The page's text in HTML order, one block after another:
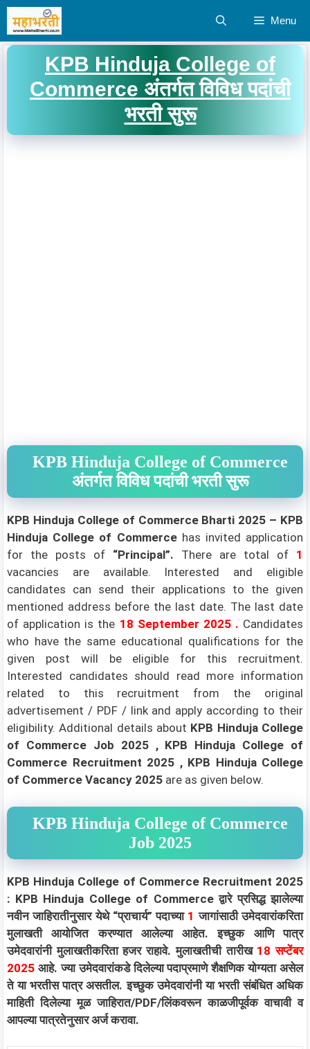
Skip
content
Menu
KPB Hinduja College of
Commerce अंतर्गत विविध पदांची
भरती सुरू
KPB Hinduja College of Commerce
अंतर्गत विविध पदांची भरती सुरू
KPB Hinduja College of Commerce Bharti 2025 – KPB
Hinduja College of Commerce has invited application
for the posts of “Principal”. There are total of 1
vacancies are available. Interested and eligible
candidates can send their applications to the given
mentioned address before the last date. The last date
of application is the 18 September 2025 . Candidates
who have the same educational qualifications for the
given post will be eligible for this recruitment.
Interested candidates should read more information
related to this recruitment from the original
advertisement / PDF / link and apply according to their
eligibility.Additional details about KPB Hinduja College
of Commerce Job 2025 , KPB Hinduja College of
Commerce Recruitment 2025 , KPB Hinduja College
of Commerce Vacancy 2025 are as given below.
KPB Hinduja College of Commerce
Job 2025
KPB Hinduja College of Commerce Recruitment 2025
: KPB Hinduja College of Commerce द्वारे प्रसिद्ध झालेल्या
नवीन जाहिरातीनुसार येथे “प्राचार्य” पदाच्या 1जागांसाठी उमेदवारांकरिता
मुलाखती आयोजित करण्यात आलेल्या आहेत. इच्छुक आणि पात्र
उमेदवारांनी मुलाखतीकरिता हजर राहावे. मुलाखतीची तारीख 18 सप्टेंबर
2025 आहे. ज्या उमेदवारांकडे दिलेल्या पदाप्रमाणे शैक्षणिक योग्यता असेल
ते या भरतीस पात्र असतील. इच्छुक उमेदवारांनी या भरती संबंधित अधिक
माहिती दिलेल्या मूळ जाहिरात/PDF/लिंकवरून काळजीपूर्वक वाचावी व
आपल्या पात्रतेनुसार अर्ज करावा.